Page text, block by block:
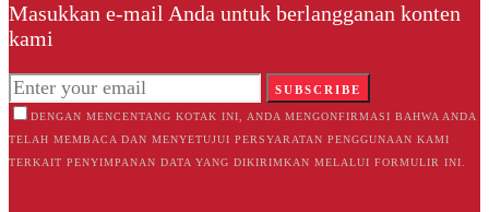
Masukkan e-mail Anda untuk berlangganan konten
kami
SUBSCRIBE
DENGAN MENCENTANG KOTAK INI, ANDA MENGONFIRMASI BAHWA ANDA
TELAH MEMBACA DAN MENYETUJUI PERSYARATAN PENGGUNAAN KAMI
TERKAIT PENYIMPANAN DATA YANG DIKIRIMKAN MELALUI FORMULIR INI.